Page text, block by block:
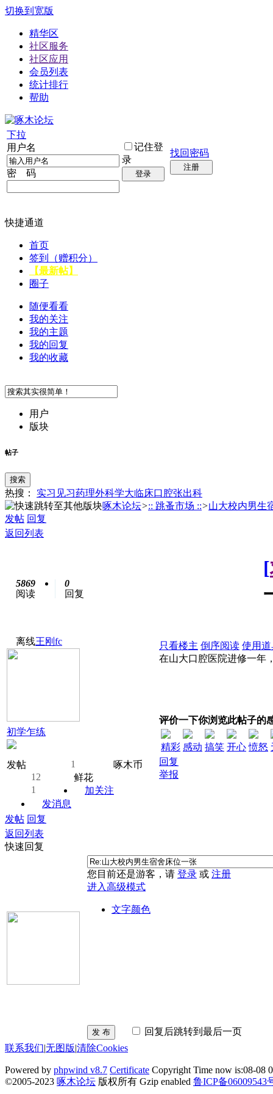
切换到宽版
精华区
社区服务
社区应用
会员列表
统计排行
帮助
下拉
用户名
密 码
记住登
录
登录
找回密码
注册
快捷通道
首页
签到（赠积分）
【最新帖】
圈子
随便看看
我的关注
我的主题
我的回复
我的收藏
用户
版块
帖子
搜索
热搜： 实习 见习药理外科学大临床口腔张出科
啄木论坛>:: 跳蚤市场 ::>山大校内男生
发帖 回复
返回列表
5869
阅读
0
回复
[
离线王刚fc
初学乍练
发帖 1
啄木币
12
鲜花
1
加关注
发消息
只看楼主 倒序阅读 使用道
在山大口腔医院进修一年
评价一下你浏览此帖子的
精彩 感动 搞笑 开心 愤怒
回复
举报
发帖 回复
返回列表
快速回复
您目前还是游客，请 登录 或 注册
进入高级模式
文字颜色
发 布
回复后跳转到最后一页
联系我们|无图版|清除Cookies
Powered by phpwind v8.7 Certificate Copyright Time now is:08-08
©2005-2023 啄木论坛 版权所有 Gzip enabled 鲁ICP备06009543